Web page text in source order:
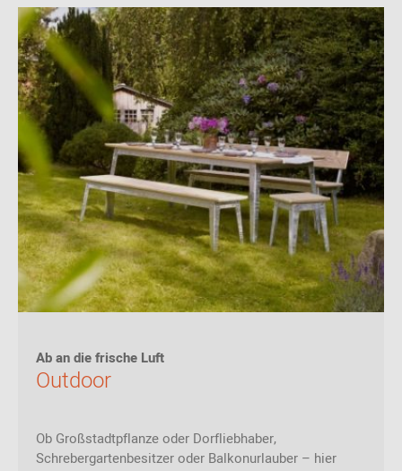
Ab an die frische Luft
Outdoor
Ob Großstadtpflanze oder Dorfliebhaber,
Schrebergartenbesitzer oder Balkonurlauber – hier